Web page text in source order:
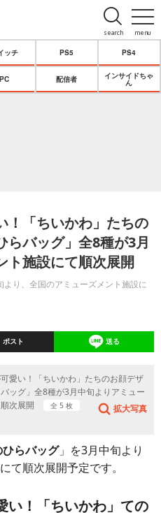
menu
search
ッチ PS5 PS4
PC 配信者
インサイドちゃ
ん
！「ちいかわ」たちの
らバッグ」全8種が3月
ト施設にて順次展開
より、全国のアミューズメント施設に
ポスト 送る
愛い！「ちいかわ」たちのお顔デザ
ッグ」全8種が3月中旬よりアミュー
次展開
全 5 枚 拡大写真
らバッグ」を3月中旬より
て順次展開予定です。
！「ちいかわ」ての